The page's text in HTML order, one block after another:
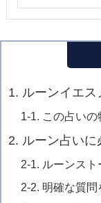
1. ルーンイエ
1-1. この占い
2. ルーン占いに
2-1. ルーンス
2-2. 明確な質問